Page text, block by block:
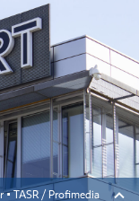
▪TASR / Profimedia